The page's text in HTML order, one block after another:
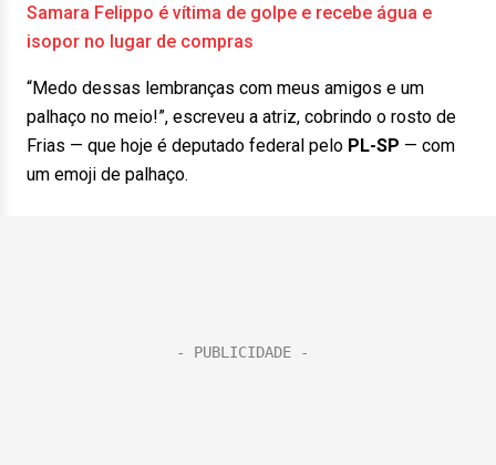
Samara Felippo é vítima de golpe e recebe água e
isopor no lugar de compras
“Medo dessas lembranças com meus amigos e um
palhaço no meio!”, escreveu a atriz, cobrindo o rosto de
Frias — que hoje é deputado federal pelo PL-SP — com
um emoji de palhaço.